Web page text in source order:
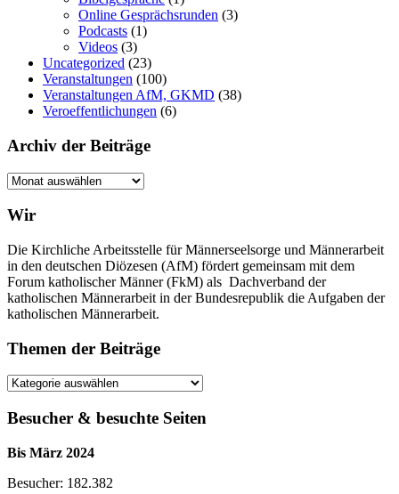
Online Gesprächsrunden (3)
Podcasts (1)
Videos (3)
Uncategorized (23)
Veranstaltungen (100)
Veranstaltungen AfM, GKMD (38)
Veroeffentlichungen (6)
Archiv der Beiträge
Archiv
Beiträge
Wir
Die Kirchliche Arbeitsstelle für Männerseelsorge und Männerarbeit
in den deutschen Diözesen (AfM) fördert gemeinsam mit dem
Forum katholischer Männer (FkM) als Dachverband der
katholischen Männerarbeit in der Bundesrepublik die Aufgaben der
katholischen Männerarbeit.
Themen der Beiträge
Themen
Beiträge
Besucher & besuchte Seiten
Bis März 2024
Besucher: 182.382